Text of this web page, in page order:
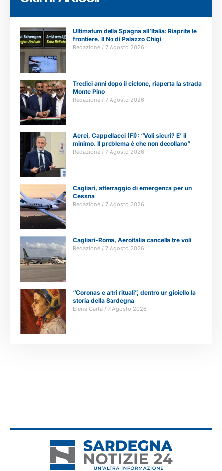
Ultimatum della Spagna all’Italia: Riaprite le
frontiere. Il No di Palazzo Chigi
Redazione 7 Agosto 2026
Tredici anni dopo il ciclone, riaperta la strada
Monte Pino
Redazione 7 Agosto 2026
Aerei, Cappellacci (FI): “Voli sicuri? E’ il
minimo. Il problema è che non decollano”
Redazione 7 Agosto 2026
Cagliari, atterraggio di emergenza per un
Cessna
Redazione 7 Agosto 2026
Cagliari-Roma, Aeroitalia cancella tre voli
Redazione 7 Agosto 2026
“Coronas e altri rituali”, dentro un gioiello la
storia della Sardegna
Elena Carta 7 Agosto 2026